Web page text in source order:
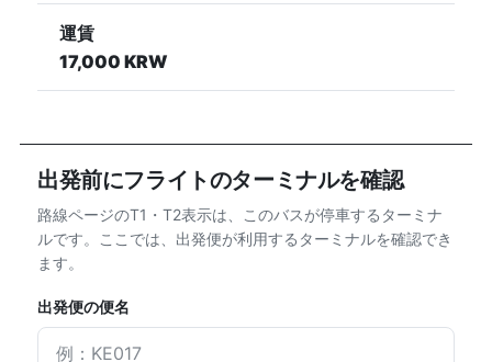
運賃
17,000 KRW
出発前にフライトのターミナルを確認
路線ページのT1・T2表示は、このバスが停車するターミナ
ルです。ここでは、出発便が利用するターミナルを確認でき
ます。
出発便の便名